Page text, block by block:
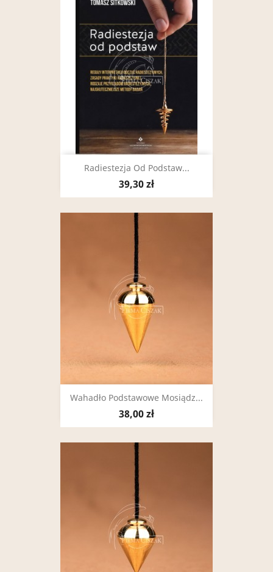
Radiestezja Od Podstaw...
39,30 zł
Wahadło Podstawowe Mosiądz...
38,00 zł